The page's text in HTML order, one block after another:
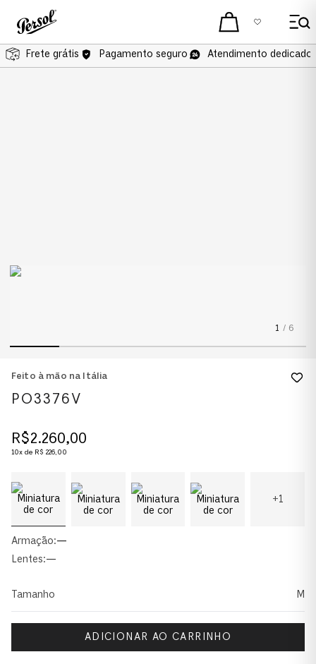
Frete grátis Pagamento seguro Atendimento dedicado
1 / 6
Feito à mão na Itália
PO3376V
R$2.260,00
10x de R$ 226,00
+1
Armação:—
Lentes:—
Tamanho M
ADICIONAR AO CARRINHO